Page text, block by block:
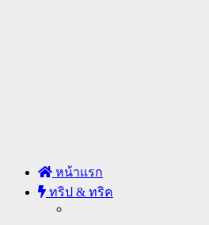
หน้าแรก
ทริป & ทริค